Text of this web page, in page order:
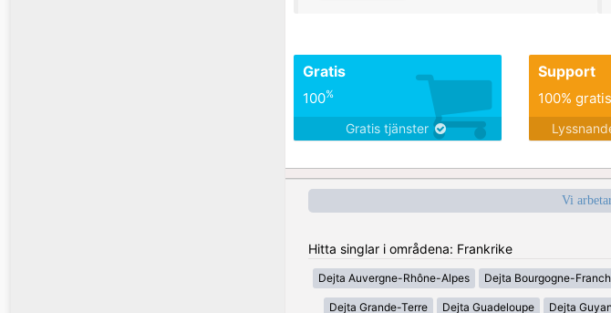
Gratis
100%
Gratis tjänster
Support
100% gratis
Vi
Hitta singlar i områdena: Frankrike
Dejta Auvergne-Rhône-Alpes Dejta Bourgogne-
Dejta Grande-Terre Dejta Guadeloupe Dejta